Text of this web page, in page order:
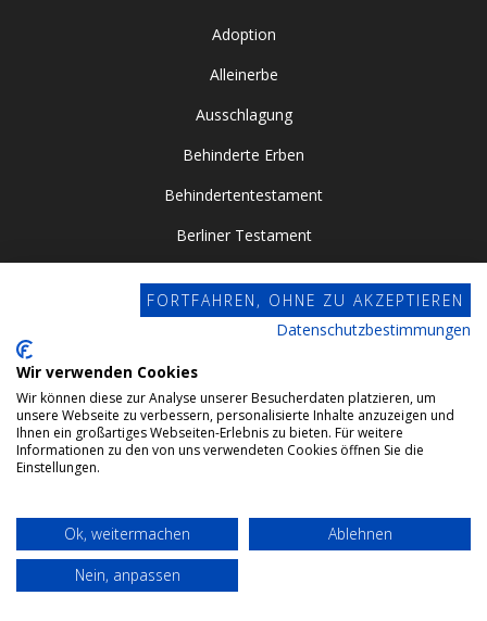
Adoption
Alleinerbe
Ausschlagung
Behinderte Erben
Behindertentestament
Berliner Testament
Betreuungsverfügung
Erbengemeinschaft
Erblasser
Erbschaftsteuererklärung
Erbschein
Erbscheinsantrag
FORTFAHREN, OHNE ZU AKZEPTIEREN
Datenschutzbestimmungen
Wir verwenden Cookies
Wir können diese zur Analyse unserer Besucherdaten platzieren, um
unsere Webseite zu verbessern, personalisierte Inhalte anzuzeigen und
Ihnen ein großartiges Webseiten-Erlebnis zu bieten. Für weitere
Informationen zu den von uns verwendeten Cookies öffnen Sie die
Einstellungen.
Ok, weitermachen
Ablehnen
Nein, anpassen